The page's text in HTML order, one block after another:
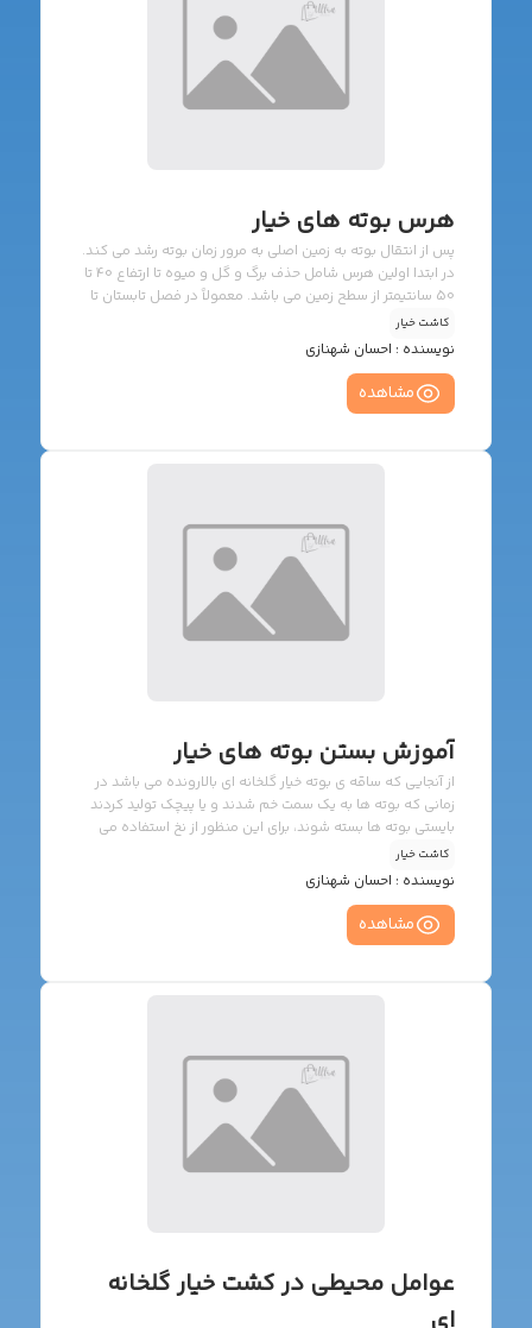
هرس بوته های خیار
پس از انتقال بوته به زمین اصلی به مرور زمان بوته رشد می کند.
در ابتدا اولین هرس شامل حذف برگ و گل و میوه تا ارتفاع 40 تا
50 سانتیمتر از سطح زمین می باشد. معمولاً در فصل تابستان تا
می گیرد. پس از مدتی که بوته رشد میکند، تولید شاخه های
جانبی می نماید در صورتی که اجازه ی رشد به این شاخه ها داده
شود پس از مدتی گلخانه تبدیل به جنگلی از شاخ و برگ خواهد
شد و رشد طولی بوته ها متوقف می […]
کاشت خیار
نویسنده : احسان شهنازی
مشاهده
آموزش بستن بوته های خیار
از آنجایی که ساقه ی بوته خیار گلخانه ای بالارونده می باشد در
زمانی که بوته ها به یک سمت خم شدند و یا پیچک تولید کردند
بایستی بوته ها بسته شوند، برای این منظور از نخ استفاده می
کنیم. انواع نخ برای بستن خیار نخ کنفی: حسن این نوع نخ این
است که بوته ها بر روی این نخ سُر نمی خورند و عیب اشان این
است که آلودگی را به خود جذب می کنند. نخ نایلنی (پلاستیکی):
حسن نخ پلاستیکی این است که آلودگی را جذب خود نمی کند اما
عیب آنها این است که امکان سر خوردن […]
کاشت خیار
نویسنده : احسان شهنازی
مشاهده
عوامل محیطی در کشت خیار گلخانه